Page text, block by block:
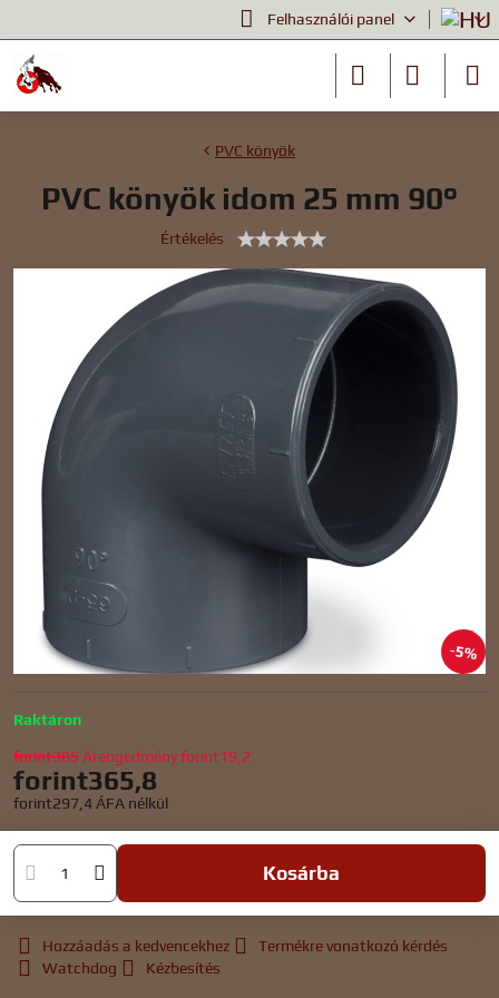
Felhasználói panel
5%
PVC könyök
PVC könyök idom 25 mm 90°
Értékelés
Raktáron
forint385 Árengedményforint19,2
forint365,8
forint297,4 ÁFA nélkül
Kosárba
Hozzáadás a kedvencekhez
Termékre vonatkozó kérdés
Watchdog
Kézbesítés